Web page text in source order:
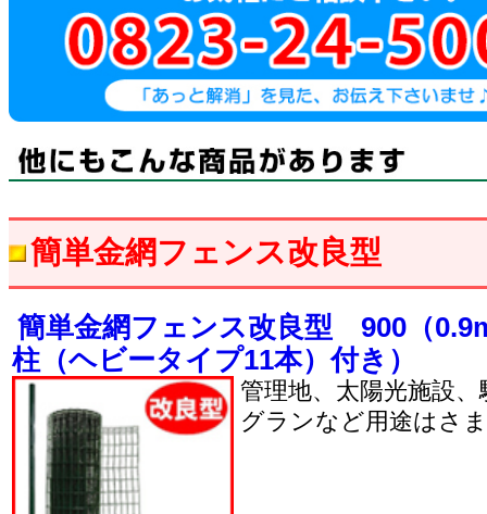
簡単金網フェンス改良型
簡単金網フェンス改良型 900（
柱（ヘビータイプ11本）付き）
管理地、太陽光施設
グランなど用途はさ